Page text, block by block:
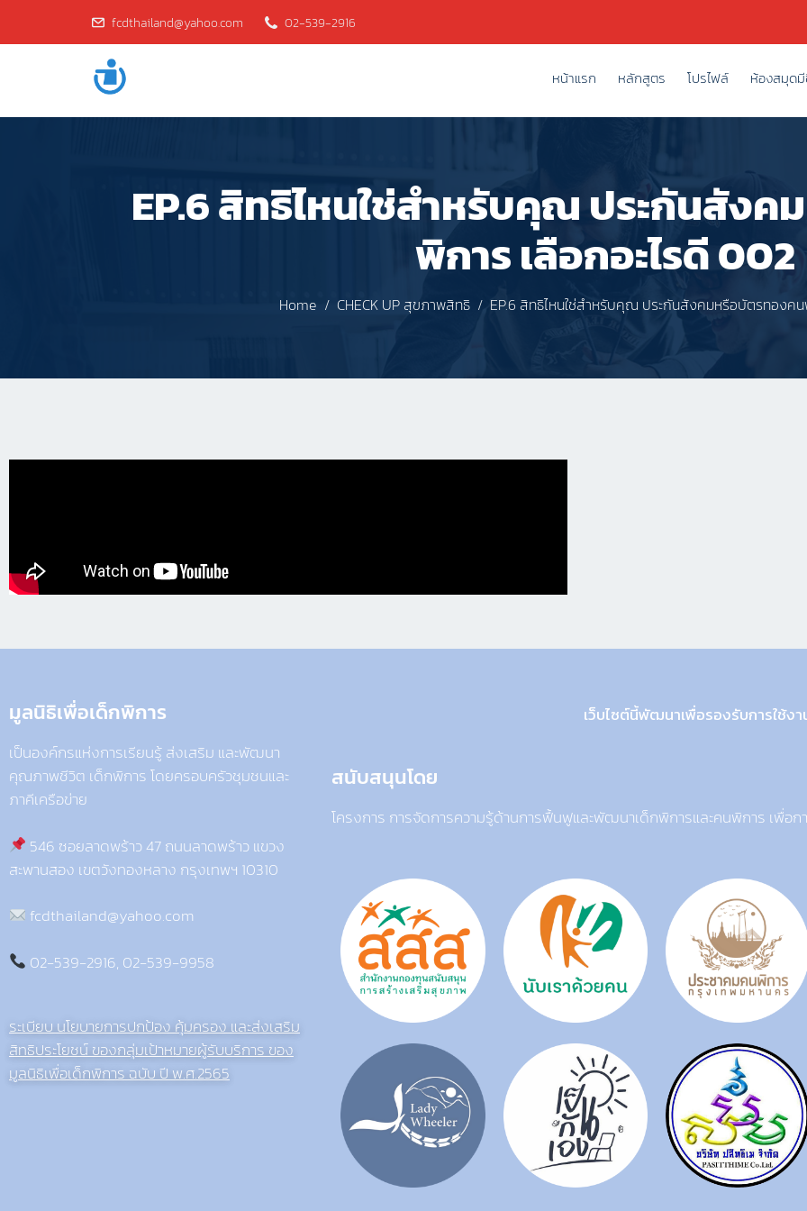
fcdthailand@yahoo.com 02-539-2916
หน้าแรก หลักสูตร โปรไฟล์ ห้องสมุด
EP.6 สิทธิไหนใช่สำหรับคุณ ประกันสัง
พิการ เลือกอะไรดี 002
Home CHECK UP สุขภาพสิทธิ EP.6 สิทธิไหนใช่สำหรับคุณ ประกันสังคมหรือบัตรทองคน
มูลนิธิเพื่อเด็กพิการ​
เป็นองค์กรแห่งการเรียนรู้ ส่งเสริม และพัฒนา
คุณภาพชีวิต เด็กพิการ โดยครอบครัวชุมชนและ
ภาคีเครือข่าย
546 ซอยลาดพร้าว 47 ถนนลาดพร้าว แขวง
สะพานสอง เขตวังทองหลาง กรุงเทพฯ 10310
fcdthailand@yahoo.com
02-539-2916, 02-539-9958
ระเบียบ นโยบายการปกป้อง คุ้มครอง และส่งเสริม
สิทธิประโยชน์ ของกลุ่มเป้าหมายผู้รับบริการ ของ
มูลนิธิเพื่อเด็กพิการ ฉบับ ปี พ.ศ.2565
เว็บไซต์นี้พัฒนาเพื่อรองรับการใช้ง
สนับสนุนโดย
โครงการ การจัดการความรู้ด้านการฟื้นฟูและพัฒนาเด็กพิการและคนพิการ เพื่อ